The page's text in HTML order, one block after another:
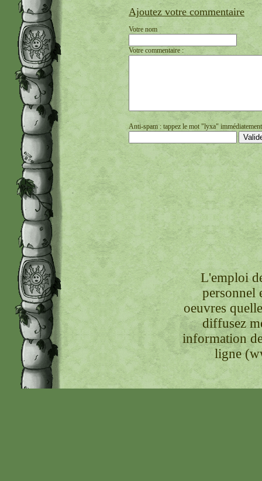
Ajoutez votre commentaire
Votre nom
Votre commentaire :
Anti-spam : tappez le mot "lyxa"
L'emploi
personnel
oeuvres
diffusez
information
ligne